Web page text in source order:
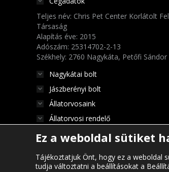
Teljes név: Chris Pet Center Korlátolt
Társaság
Alapítás éve: 2015
Adószám: 25314702-2-13
Székhely: 2760 Nagykáta, Petőfi
Nagykátai bolt
Jászberényi bolt
Állatorvosaink
Állatorvosi rendelő
Ez a weboldal sütiket
Tájékoztatjuk Önt, hogy ez a weboldal
tudja változtatni a beállításokat a